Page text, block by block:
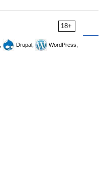
18+
Drupal,
WordPress,